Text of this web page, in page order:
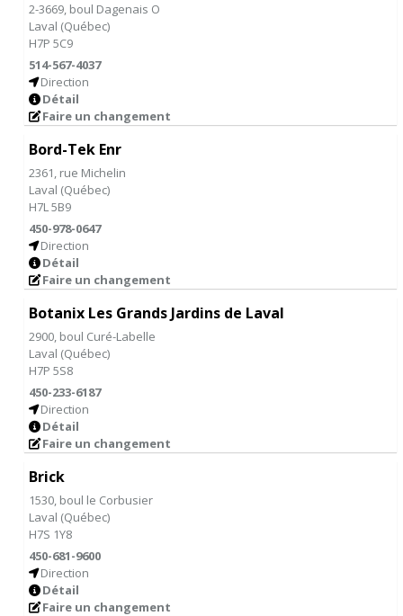
2-3669, boul Dagenais O
Laval (Québec)
H7P 5C9
514-567-4037
Direction
Détail
Faire un changement
Bord-Tek Enr
2361, rue Michelin
Laval (Québec)
H7L 5B9
450-978-0647
Direction
Détail
Faire un changement
Botanix Les Grands Jardins de Laval
2900, boul Curé-Labelle
Laval (Québec)
H7P 5S8
450-233-6187
Direction
Détail
Faire un changement
Brick
1530, boul le Corbusier
Laval (Québec)
H7S 1Y8
450-681-9600
Direction
Détail
Faire un changement